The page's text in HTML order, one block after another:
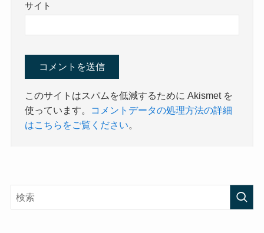
サイト
このサイトはスパムを低減するために Akismet を
使っています。
コメントデータの処理方法の詳細
はこちらをご覧ください。